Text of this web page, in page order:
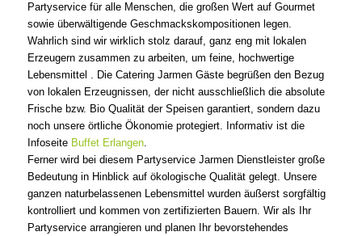
Partyservice für alle Menschen, die großen Wert auf Gourmet
sowie überwältigende Geschmackskompositionen legen.
Wahrlich sind wir wirklich stolz darauf, ganz eng mit lokalen
Erzeugern zusammen zu arbeiten, um feine, hochwertige
Lebensmittel . Die Catering Jarmen Gäste begrüßen den Bezug
von lokalen Erzeugnissen, der nicht ausschließlich die absolute
Frische bzw. Bio Qualität der Speisen garantiert, sondern dazu
noch unsere örtliche Ökonomie protegiert. Informativ ist die
Infoseite Buffet Erlangen.
Ferner wird bei diesem Partyservice Jarmen Dienstleister große
Bedeutung in Hinblick auf ökologische Qualität gelegt. Unsere
ganzen naturbelassenen Lebensmittel wurden äußerst sorgfältig
kontrolliert und kommen von zertifizierten Bauern. Wir als Ihr
Partyservice arrangieren und planen Ihr bevorstehendes